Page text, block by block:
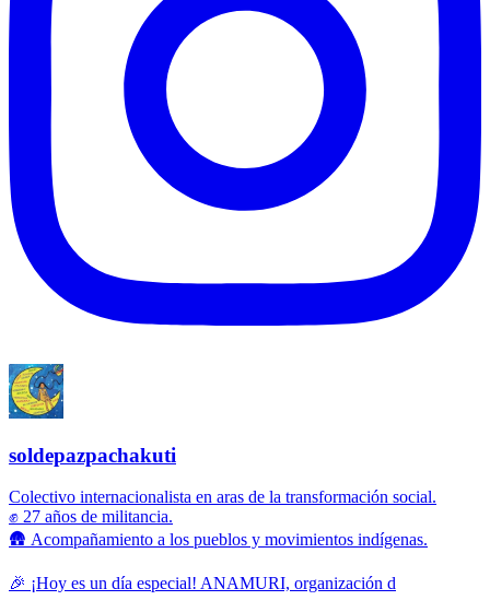
soldepazpachakuti
Colectivo internacionalista en aras de la transformación social.
✊ 27 años de militancia.
🛖 Acompañamiento a los pueblos y movimientos indígenas.
🎉 ¡Hoy es un día especial! ANAMURI, organización d